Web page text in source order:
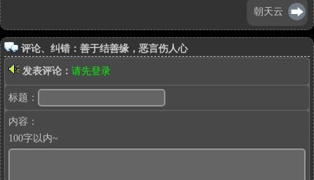
朝天云
评论、纠错：善于结善缘，恶言伤人心
发表评论： 请先登录
标题：
内容：
100字以内~